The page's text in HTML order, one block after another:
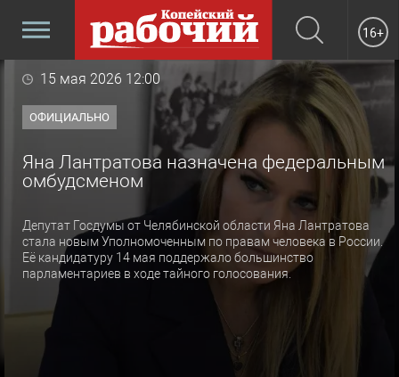
16+
15 мая 2026 12:00
ОФИЦИАЛЬНО
Яна Лантратова назначена федеральным
омбудсменом
Депутат Госдумы от Челябинской области Яна Лантратова
стала новым Уполномоченным по правам человека в России.
Её кандидатуру 14 мая поддержало большинство
парламентариев в ходе тайного голосования.